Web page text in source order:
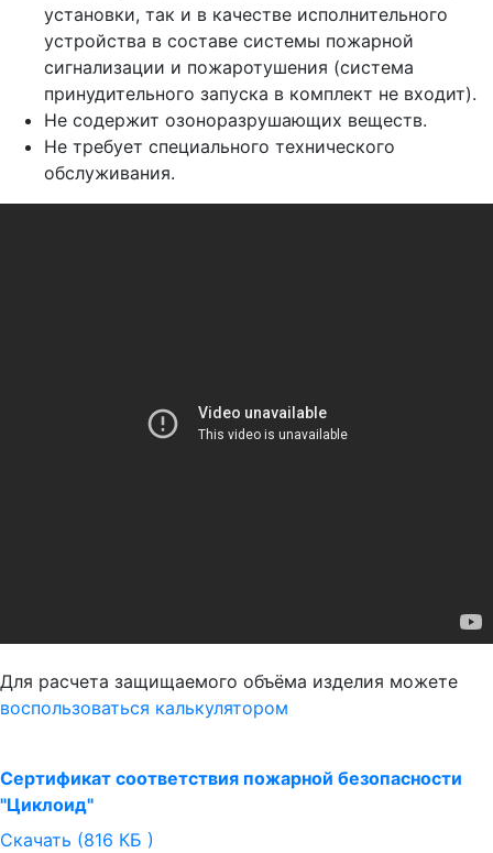
установки, так и в качестве исполнительного
устройства в составе системы пожарной
сигнализации и пожаротушения (система
принудительного запуска в комплект не входит).
Не содержит озоноразрушающих веществ.
Не требует специального технического
обслуживания.
Для расчета защищаемого объёма изделия можете
воспользоваться калькулятором
Сертификат соответствия пожарной безопасности
"Циклоид"
Скачать (816 КБ )